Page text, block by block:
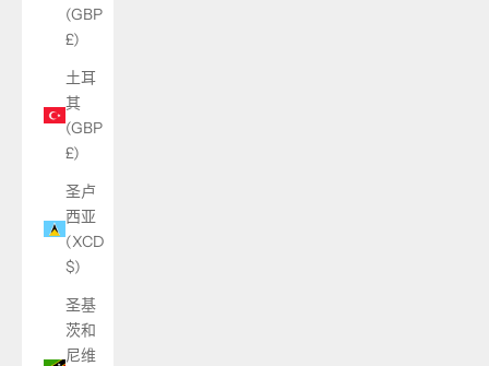
(GBP
£)
土耳
其
(GBP
£)
圣卢
西亚
(XCD
$)
圣基
茨和
尼维